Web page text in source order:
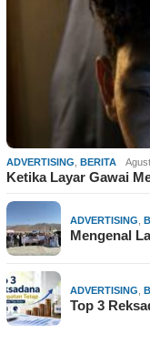
ADVERTISING, BERITA
Ketika Layar Gawai
ADVERTISING,
Mengenal
ADVERTISING,
Top 3